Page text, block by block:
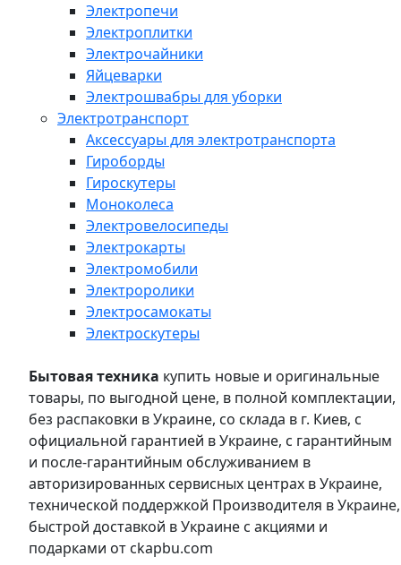
Электропечи
Электроплитки
Электрочайники
Яйцеварки
Электрошвабры для уборки
Электротранспорт
Аксессуары для электротранспорта
Гироборды
Гироскутеры
Моноколеса
Электровелосипеды
Электрокарты
Электромобили
Электроролики
Электросамокаты
Электроскутеры
Бытовая техника купить новые и оригинальные
товары, по выгодной цене, в полной комплектации,
без распаковки в Украине, со склада в г. Киев, с
официальной гарантией в Украине, с гарантийным
и после-гарантийным обслуживанием в
авторизированных сервисных центрах в Украине,
технической поддержкой Производителя в Украине,
быстрой доставкой в Украине с акциями и
подарками от ckapbu.com